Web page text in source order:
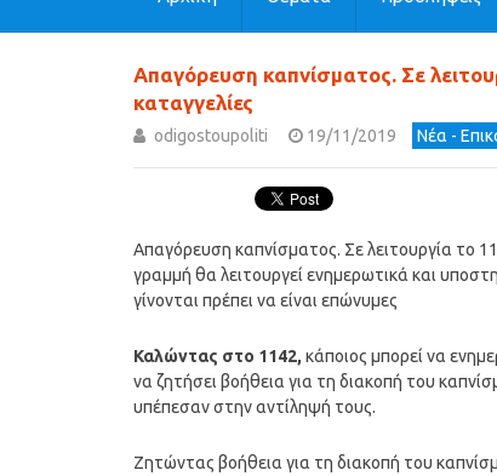
Απαγόρευση καπνίσματος. Σε
καταγγελίες
odigostoupoliti 19/11/2019 Νέα -
Απαγόρευση καπνίσματος. Σε λειτουργία το
γραμμή θα λειτουργεί ενημερωτικά και
γίνονται πρέπει να είναι επώνυμες
Καλώντας στο 1142, κάποιος μπορεί να
να ζητήσει βοήθεια για τη διακοπή του
υπέπεσαν στην αντίληψή τους.
Ζητώντας βοήθεια για τη διακοπή του